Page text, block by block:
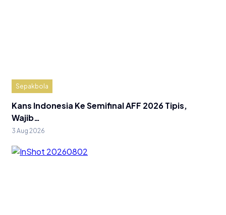
Sepakbola
Kans Indonesia Ke Semifinal AFF 2026 Tipis,
Wajib…
3 Aug 2026